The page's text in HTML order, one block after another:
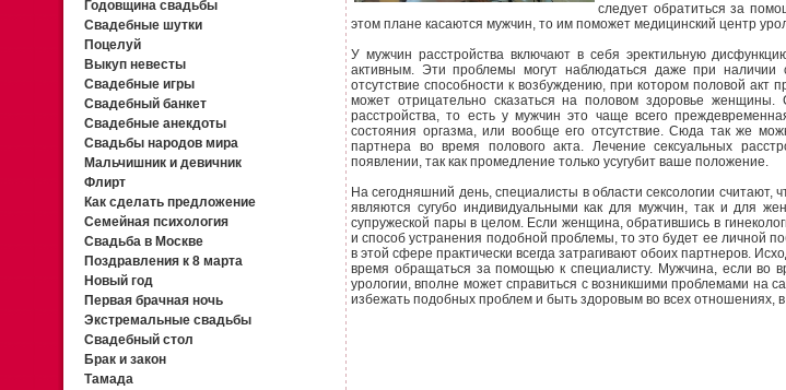
Годовщина свадьбы
Свадебные шутки
Поцелуй
Выкуп невесты
Свадебные игры
Свадебный банкет
Свадебные анекдоты
Свадьбы народов мира
Мальчишник и девичник
Флирт
Как сделать предложение
Семейная психология
Свадьба в Москве
Поздравления к 8 марта
Новый год
Первая брачная ночь
Экстремальные свадьбы
Свадебный стол
Брак и закон
Тамада
следует обратиться за
этом плане касаются мужчин, то им поможет медицинский центр
У мужчин расстройства включают в себя эректильную
активным. Эти проблемы могут наблюдаться даже при наличии
отсутствие способности к возбуждению, при котором половой акт
может отрицательно сказаться на половом здоровье женщины.
расстройства, то есть у мужчин это чаще всего
состояния оргазма, или вообще его отсутствие. Сюда так же
партнера во время полового акта. Лечение сексуальных
появлении, так как промедление только усугубит ваше положение.
На сегодняшний день, специалисты в области сексологии
являются сугубо индивидуальными как для мужчин, так и для
супружеской пары в целом. Если женщина, обратившись в
и способ устранения подобной проблемы, то это будет ее личной
в этой сфере практически всегда затрагивают обоих партнеров.
время обращаться за помощью к специалисту. Мужчина, если во
урологии, вполне может справиться с возникшими проблемами на
избежать подобных проблем и быть здоровым во всех отношениях, в